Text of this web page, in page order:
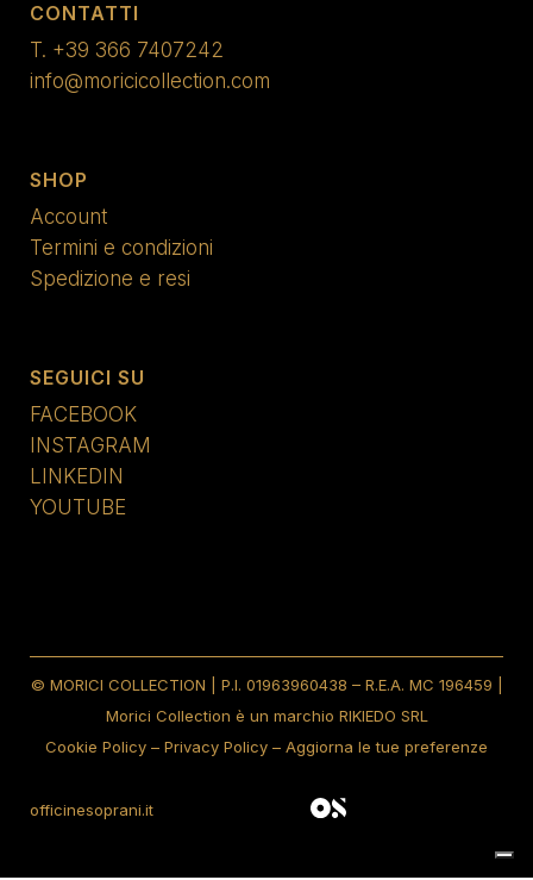
CONTATTI
T. +39 366 7407242
info@moricicollection.com
SHOP
Account
Termini e condizioni
Spedizione e resi
SEGUICI SU
FACEBOOK
INSTAGRAM
LINKEDIN
YOUTUBE
© MORICI COLLECTION | P.I. 01963960438 – R.E.A. MC 196459 |
Morici Collection è un marchio RIKIEDO SRL
Cookie Policy – Privacy Policy – Aggiorna le tue preferenze
officinesoprani.it